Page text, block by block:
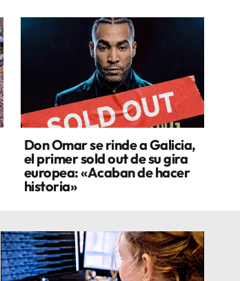
Don Omar se rinde a Galicia,
el primer sold out de su gira
europea: «Acaban de hacer
historia»